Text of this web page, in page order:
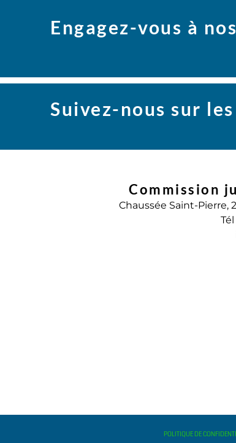
Engagez-vous à
Suivez-nous sur
Commission
Chaussée Saint-Pierre,
POLITIQUE DE